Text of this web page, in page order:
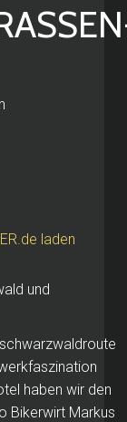
laden
haben wir den
Bikerwirt Markus